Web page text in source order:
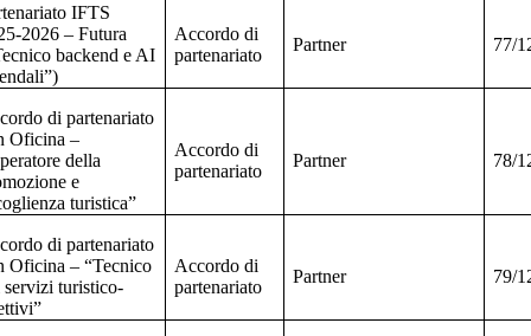
IFTS
2026 – Futura
backend e AI
Accordo di
partenariato
Partner 77/
di partenariato
Oficina –
della
e
turistica”
Accordo di
partenariato
Partner 78/
di partenariato
Oficina – “Tecnico
servizi turistico-
Accordo di
partenariato
Partner 79/